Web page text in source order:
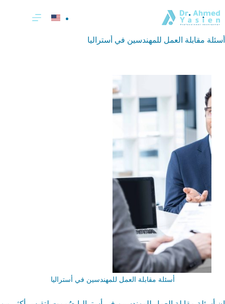
إلى
المحتوى
أسئلة مقابلة العمل للمهندسين في أستراليا
أسئلة مقابلة العمل للمهندسين في أستراليا